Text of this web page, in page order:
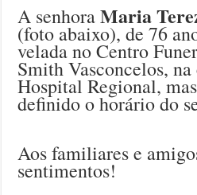
A senhoraMaria
(foto abaixo), de 76
velada no Centro
Smith Vasconcelos,
Hospital Regional,
definido o horário do
Aos familiares e
sentimentos!